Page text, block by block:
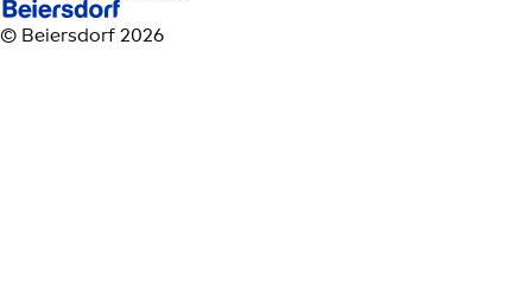
© Beiersdorf 2026